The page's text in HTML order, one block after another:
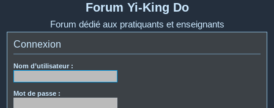
Forum Yi-King Do
Forum dédié aux pratiquants et enseignants
Connexion
Nom d’utilisateur :
Mot de passe :